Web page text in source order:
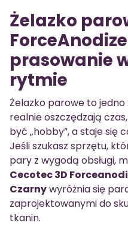
Żelazko
prasowanie
rytmie
Żelazko parowe to
realnie oszczędzają
być „hobby”, a staje się
Jeśli szukasz sprzętu,
pary z wygodą obsługi,
Cecotec 3D
Czarnywyróżnia się
zaprojektowanymi do
tkanin.